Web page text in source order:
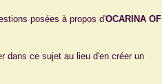
posées à propos d'OCARINA OF
dans ce sujet au lieu d'en créer un